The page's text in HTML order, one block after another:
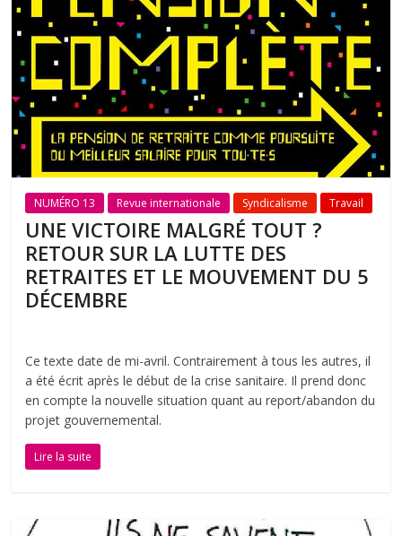
NUMÉRO 13 Revue internationale Syndicalisme Travail
UNE VICTOIRE MALGRÉ TOUT ?
RETOUR SUR LA LUTTE DES
RETRAITES ET LE MOUVEMENT DU 5
DÉCEMBRE
Ce texte date de mi-avril. Contrairement à tous les autres, il
a été écrit après le début de la crise sanitaire. Il prend donc
en compte la nouvelle situation quant au report/abandon du
projet gouvernemental.
Lire la suite